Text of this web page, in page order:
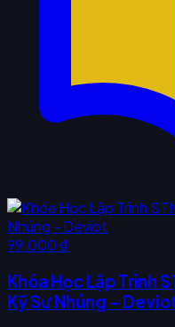
99.000 ₫
Khóa Học Lập Trình
Kỹ Sư Nhúng -